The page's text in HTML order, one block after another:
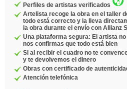
Perfiles de artistas verificados
Artelista recoge la obra en el taller
todo está correcto y la lleva
la obra durante el envío con Allianz
Una plataforma segura: El artista
nos confirmas que todo está bien
Si al recibir el cuadro no te
y te devolvemos el dinero
Obras con certificado de
Atención telefónica